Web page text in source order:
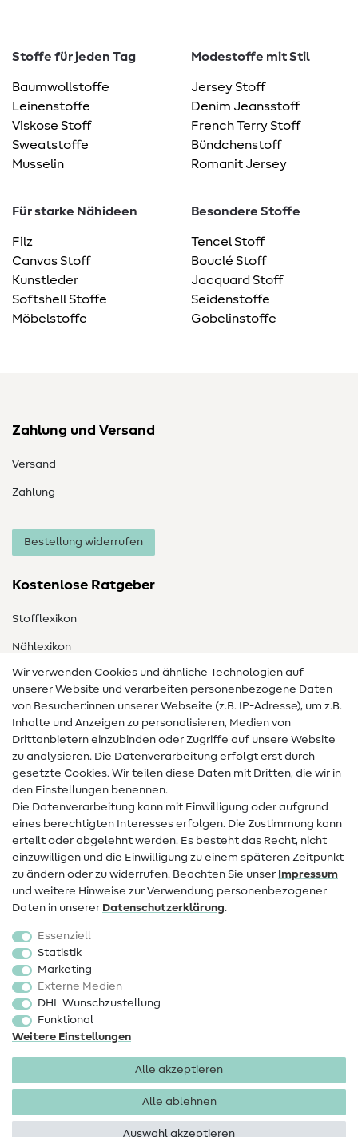
Stoffe für jeden Tag
Baumwollstoffe
Leinenstoffe
Viskose Stoff
Sweatstoffe
Musselin
Modestoffe mit Stil
Jersey Stoff
Denim Jeansstoff
French Terry Stoff
Bündchenstoff
Romanit Jersey
Für starke Nähideen
Filz
Canvas Stoff
Kunstleder
Softshell Stoffe
Möbelstoffe
Besondere Stoffe
Tencel Stoff
Bouclé Stoff
Jacquard Stoff
Seidenstoffe
Gobelinstoffe
Zahlung und Versand
Versand
Zahlung
Bestellung widerrufen
Kostenlose Ratgeber
Stofflexikon
Nählexikon
Nähanleitungen
Hilfe & Kontakt
Kontakt
Infos zum Betreiberwechsel
Widerrufsrecht
Beliebt
Stoffe
Sale
Schnittmuster
Wir verwenden Cookies und ähnliche Technologien auf
unserer Website und verarbeiten personenbezogene Daten
von Besucher:innen unserer Webseite (z.B. IP-Adresse), um z.B.
Inhalte und Anzeigen zu personalisieren, Medien von
Drittanbietern einzubinden oder Zugriffe auf unsere Website
zu analysieren. Die Datenverarbeitung erfolgt erst durch
gesetzte Cookies. Wir teilen diese Daten mit Dritten, die wir in
den Einstellungen benennen.
Die Datenverarbeitung kann mit Einwilligung oder aufgrund
eines berechtigten Interesses erfolgen. Die Zustimmung kann
erteilt oder abgelehnt werden. Es besteht das Recht, nicht
einzuwilligen und die Einwilligung zu einem späteren Zeitpunkt
zu ändern oder zu widerrufen. Beachten Sie unser Impressum
und weitere Hinweise zur Verwendung personenbezogener
Daten in unserer Daten­schutz­erklärung.
Essenziell
Statistik
Marketing
Externe Medien
DHL Wunschzustellung
Funktional
Weitere Einstellungen
Alle akzeptieren
Alle ablehnen
Auswahl akzeptieren
Impressum Datenschutz
AGB